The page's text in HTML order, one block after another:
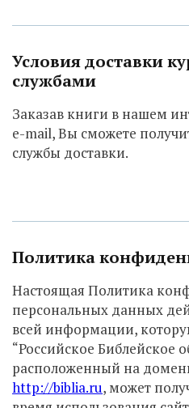
Условия доставки
службами
Заказав книги в нашем
e-mail, Вы сможете
службы доставки.
Политика
Настоящая Политика
персональных данных
всей информации,
“Российское Библейское
расположенный на
http://biblia.ru, может